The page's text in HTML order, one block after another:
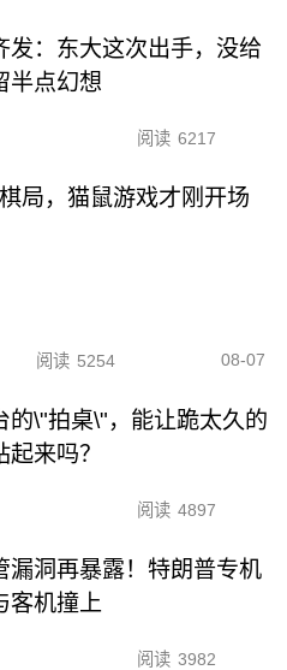
发：东大这次出手，没给
半点幻想
阅读 6217
局，猫鼠游戏才刚开场
阅读 5254 08-07
的\"拍桌\"，能让跪太久的
起来吗？
阅读 4897
漏洞再暴露！特朗普专机
客机撞上
阅读 3982